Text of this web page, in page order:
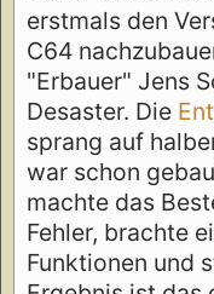
erstmals den
C64
"Erbauer" Jens
Desaster. Die
sprang auf
war schon
machte das
Fehler, brachte
Funktionen und